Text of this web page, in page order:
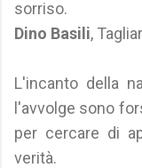
sorriso.
Dino Basili,
L'incanto della
l'avvolge sono
per cercare di
verità.